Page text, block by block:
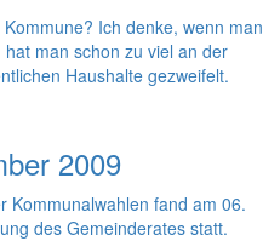
Ich denke, wenn man
man schon zu viel an der
Haushalte gezweifelt.
2009
Kommunalwahlen fand am 06.
des Gemeinderates statt.